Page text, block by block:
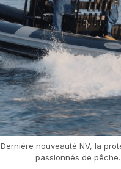
Dernière nouveauté NV, la
passionnés de pêche.